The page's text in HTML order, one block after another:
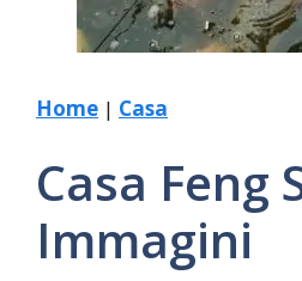
Home | Casa
Casa Feng
Immagini